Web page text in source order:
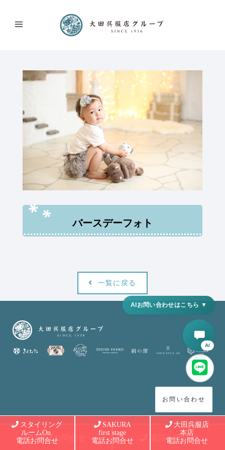
バースデーフォト
一覧に戻る
お問い合わせ
電話お問合せ
LINEお問合せ
スタイリング
ルームOn.
電話お問合せ
SAKURA
first stage
電話お問合せ
大田呉服店
本店
電話お問合せ
AI